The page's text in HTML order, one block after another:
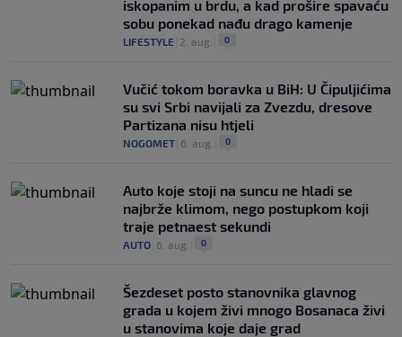
iskopanim u brdu, a kad prošire spavaću
sobu ponekad nađu drago kamenje
LIFESTYLE 2. aug. 0
Vučić tokom boravka u BiH: U Čipuljićima
su svi Srbi navijali za Zvezdu, dresove
Partizana nisu htjeli
NOGOMET 6. aug. 0
Auto koje stoji na suncu ne hladi se
najbrže klimom, nego postupkom koji
traje petnaest sekundi
AUTO 6. aug. 0
Šezdeset posto stanovnika glavnog
grada u kojem živi mnogo Bosanaca živi
u stanovima koje daje grad